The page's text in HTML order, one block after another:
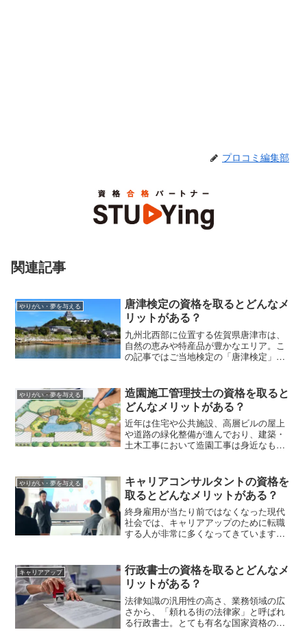
プロコミ編集部
関連記事
やりがい・夢を与える
唐津検定の資格を取るとどんなメ
リットがある？
九州北西部に位置する佐賀県唐津市は、
自然の恵みや特産品が豊かなエリア。こ
の記事ではご当地検定の「唐津検定」に
やりがい・夢を与える
造園施工管理技士の資格を取ると
どんなメリットがある？
近年は住宅や公共施設、高層ビルの屋上
や道路の緑化整備が進んでおり、建築・
土木工事において造園工事は身近なもの
んな仕事を担当するのか、資格の取得方
法と併せて紹介していきます。
やりがい・夢を与える
キャリアコンサルタントの資格を
取るとどんなメリットがある？
終身雇用が当たり前ではなくなった現代
社会では、キャリアアップのために転職
する人が非常に多くなってきています。
ント」です。今回はキャリアコンサルタ
ントとはどんな資格か、仕事内容や取得
の方法、取得によるメリットなどをお伝
えしていきます。
キャリアアップ
行政書士の資格を取るとどんなメ
リットがある？
法律知識の汎用性の高さ、業務領域の広
さから、「頼れる街の法律家」と呼ばれ
る行政書士。とても有名な国家資格の一